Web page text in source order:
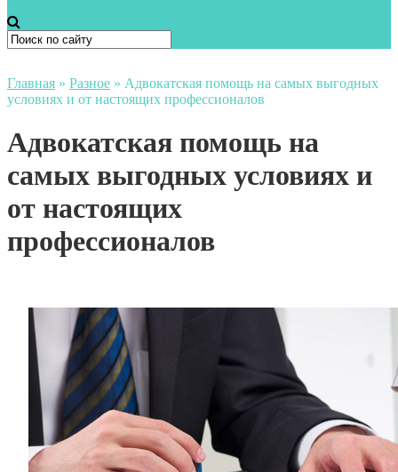
Главная » Разное » Адвокатская помощь на самых выгодных
условиях и от настоящих профессионалов
Адвокатская помощь на
самых выгодных условиях и
от настоящих
профессионалов